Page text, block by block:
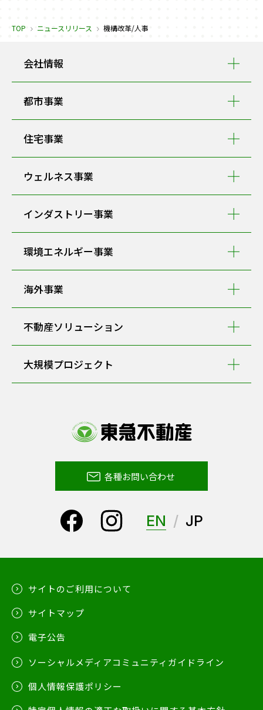
TOP ニュースリリース 機構改革/人事
会社情報
都市事業
住宅事業
ウェルネス事業
インダストリー事業
環境エネルギー事業
海外事業
不動産ソリューション
大規模プロジェクト
各種お問い合わせ
EN JP
サイトのご利用について
サイトマップ
電子公告
ソーシャルメディアコミュニティガイドライン
個人情報保護ポリシー